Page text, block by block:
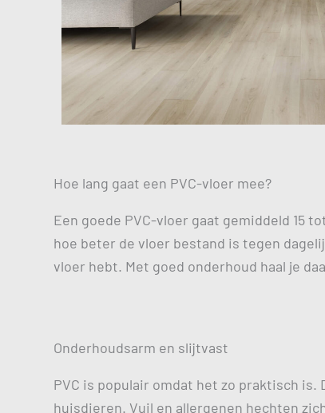
Hoe lang gaat een PVC-vloer mee?
Een goede PVC-vloer gaat gemiddeld 15
hoe beter de vloer bestand is tegen
vloer hebt. Met goed onderhoud haal je
Onderhoudsarm en slijtvast
PVC is populair omdat het zo praktisch
huisdieren. Vuil en allergenen hechten